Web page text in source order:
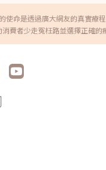
使命是透過廣大網友的真實療
消費者少走冤枉路並選擇正確的